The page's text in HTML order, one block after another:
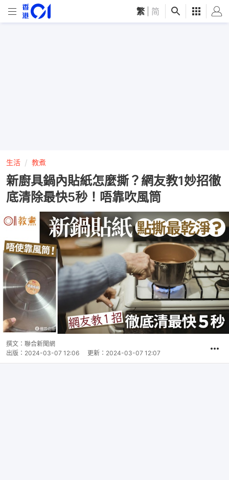
繁 简
生活 教煮
新廚具鍋內貼紙怎麼撕？網友教1妙招徹
底清除最快5秒！唔靠吹風筒
撰文： 聯合新聞網
出版： 2024-03-07 12:06 更新： 2024-03-07 12:07